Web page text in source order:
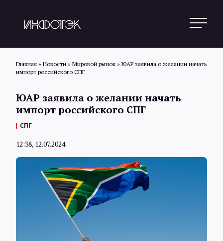
Статьи
Обзоры
Главная » Новости » Мировой рынок » ЮАР заявила о желании начать
импорт российского СПГ
ЮАР заявила о желании начать
импорт российского СПГ
СПГ
12:38, 12.07.2024